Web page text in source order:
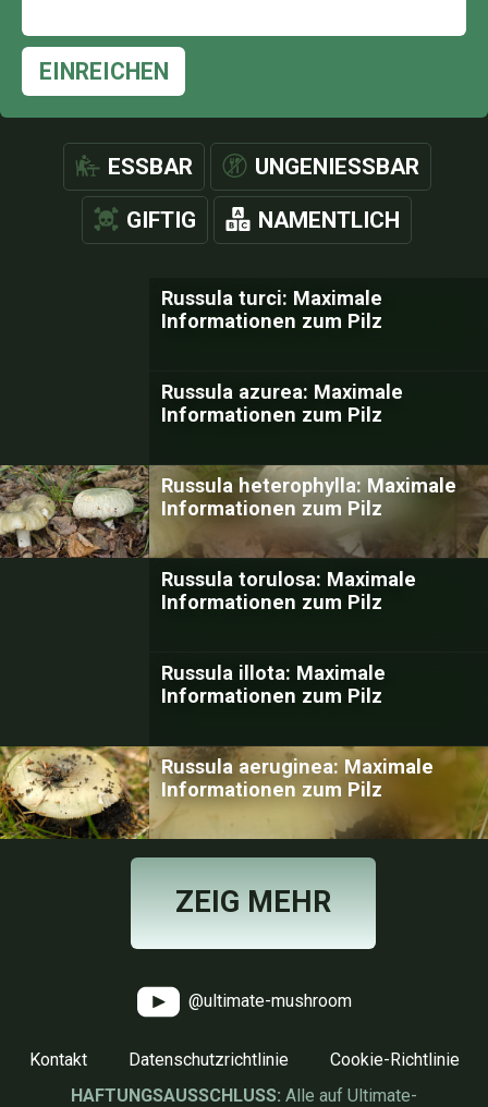
EINREICHEN
ESSBAR UNGENIESSBAR
GIFTIG NAMENTLICH
Russula turci: Maximale
Informationen zum Pilz
Russula azurea: Maximale
Informationen zum Pilz
Russula heterophylla: Maximale
Informationen zum Pilz
Russula torulosa: Maximale
Informationen zum Pilz
Russula illota: Maximale
Informationen zum Pilz
Russula aeruginea: Maximale
Informationen zum Pilz
ZEIG MEHR
@ultimate-mushroom
Kontakt Datenschutzrichtlinie
Cookie-Richtlinie
HAFTUNGSAUSSCHLUSS: Alle auf Ultimate-